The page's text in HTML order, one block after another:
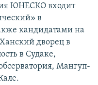
ЮНЕСКО входит
в
кандидатами на
дворец в
в Судаке,
Мангуп-